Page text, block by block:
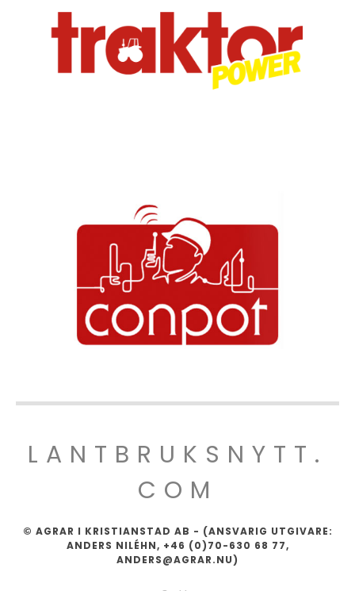
LANTBRUKSNYTT.
COM
© AGRAR I KRISTIANSTAD AB - (ANSVARIG UTGIVARE:
ANDERS NILÉHN, +46 (0)70-630 68 77,
ANDERS@AGRAR.NU)